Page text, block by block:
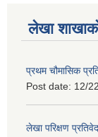
लेखा
प्रथम चौमासिक
Post date: 12/
लेखा परिक्षण